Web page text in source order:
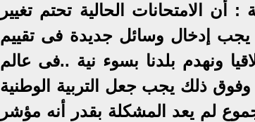
: أن الامتحانات الحالية تحتم تغيير
يجب إدخال وسائل جديدة فى تقييم
ونهدم بلدنا بسوء نية ..فى عالم
وفوق ذلك يجب جعل التربية الوطنية
لم يعد المشكلة بقدر أنه مؤشر